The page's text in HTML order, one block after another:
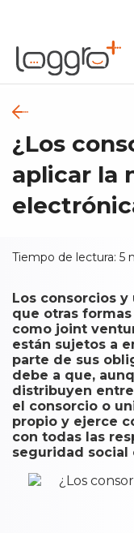
¿Los
aplicar la
Tiempo de lectura: 5
Los consorcios
que otras
como joint
están sujetos a
parte de sus
debe a que,
distribuyen
el consorcio o
propio y ejerce
con todas las
seguridad social